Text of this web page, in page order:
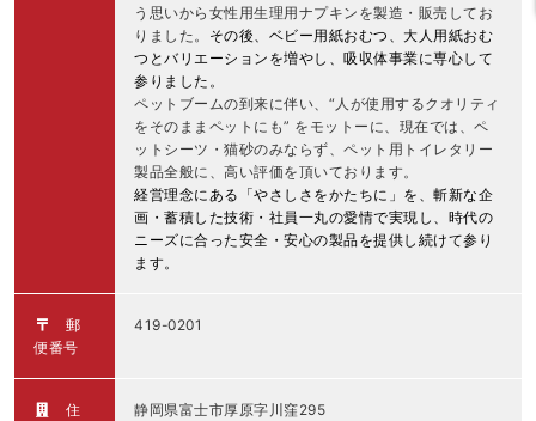
う思いから女性用生理用ナプキンを製造・販売してお
りました。 その後、ベビー用紙おむつ、大人用紙おむ
つとバリエーションを増やし、吸収体事業に専心して
参りました。
ペットブームの到来に伴い、“人が使用するクオリティ
をそのままペットにも” をモットーに、現在では、ペ
ットシーツ・猫砂のみならず、ペット用トイレタリー
製品全般に、高い評価を頂いております。
経営理念にある「やさしさをかたちに」を、斬新な企
画・蓄積した技術・社員一丸の愛情で実現し、時代の
ニーズに合った安全・安心の製品を提供し続けて参り
ます。
郵
便番号
419-0201
住
静岡県富士市厚原字川窪295